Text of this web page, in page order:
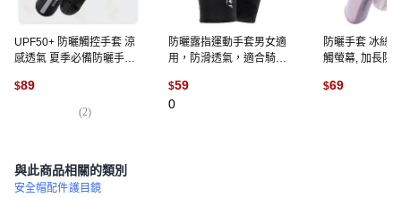
UPF50+ 防曬觸控手套 涼
感透氣 夏季必備防曬手套
曬 冰絲手套 涼感手套 透氣
手套 觸控手套 運動手套 外
送手套 透氣 機車, 【可觸
$89
(2)
防曬露指運動手套男女適
用，防滑透氣，適合騎車
$59
0
防曬手套 冰絲
觸螢幕, 加長防
$69
與此商品相關的類別
安全帽配件護目鏡